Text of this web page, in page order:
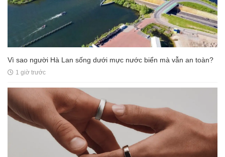
Vì sao người Hà Lan sống dưới mực nước biển mà vẫn an toàn?
1 giờ trước